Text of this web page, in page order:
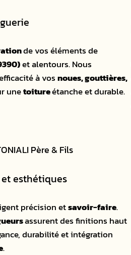
de vos éléments de
et alentours. Nous
à vosnoues, gouttières,
unetoitureétanche et durable.
esthétiques
précision etsavoir-faire.
assurent des finitions haut
durabilité et intégration
.